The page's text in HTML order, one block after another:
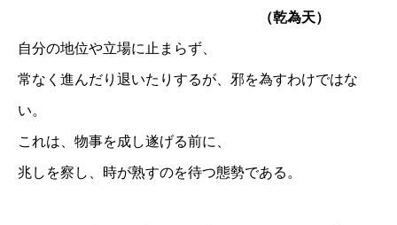
（乾為天）
自分の地位や立場に止まらず、
常なく進んだり退いたりするが、邪を為すわけではな
い。
これは、物事を成し遂げる前に、
兆しを察し、時が熟すのを待つ態勢である。